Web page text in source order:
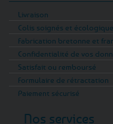
Livraison
Colis soignés et
Fabrication bretonne et
Confidentialité de vos
Satisfait ou remboursé
Formulaire de rétractation
Paiement sécurisé
Nos services